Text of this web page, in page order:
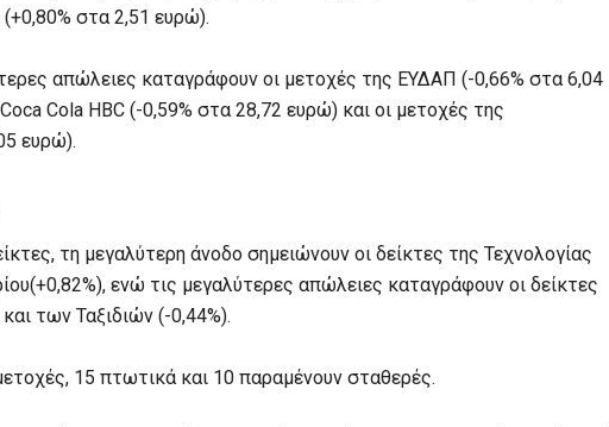
στα 2,51 ευρώ).
απώλειες καταγράφουν οι μετοχές της ΕΥΔΑΠ (-0,66% στα 6,04
Cola HBC (-0,59% στα 28,72 ευρώ) και οι μετοχές της
ευρώ).
τη μεγαλύτερη άνοδο σημειώνουν οι δείκτες της Τεχνολογίας
ενώ τις μεγαλύτερες απώλειες καταγράφουν οι δείκτες
των Ταξιδιών (-0,44%).
15 πτωτικά και 10 παραμένουν σταθερές.